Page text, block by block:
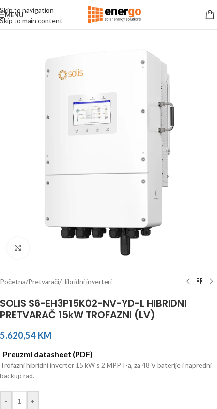
Skip to navigation
Skip to main content
MENU
Početna/Pretvarači/Hibridni inverteri
SOLIS S6-EH3P15K02-NV-YD-L HIBRIDNI
PRETVARAČ 15kW TROFAZNI (LV)
5.620,54 KM
Preuzmi datasheet (PDF)
Trofazni hibridni inverter 15 kW s 2 MPPT-a, za 48 V baterije i napredni
backup rad.
- +